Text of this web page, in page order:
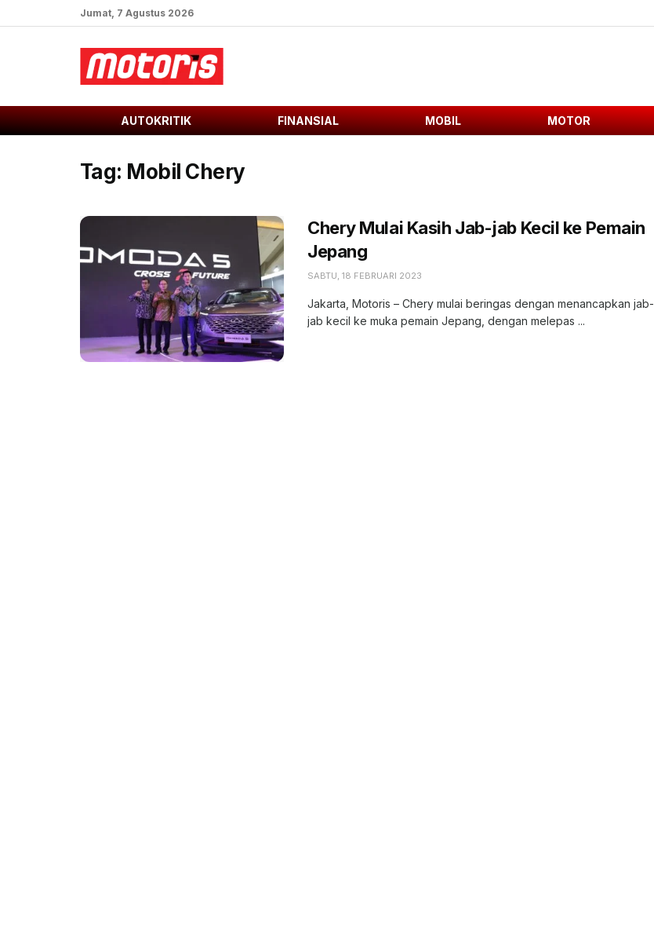
Jumat, 7 Agustus 2026
AUTOKRITIK FINANSIAL MOBIL MOTOR
Tag: Mobil Chery
Chery Mulai Kasih Jab-jab Kecil ke Pemain
Jepang
SABTU, 18 FEBRUARI 2023
Jakarta, Motoris – Chery mulai beringas dengan menancapkan jab-
jab kecil ke muka pemain Jepang, dengan melepas ...